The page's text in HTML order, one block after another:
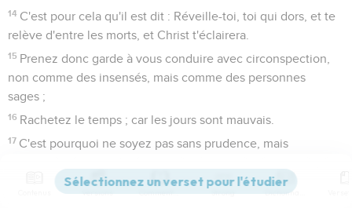
14 C'est pour cela qu'il est dit : Réveille-toi, toi qui dors, et te
relève d'entre les morts, et Christ t'éclairera.
15 Prenez donc garde à vous conduire avec circonspection,
non comme des insensés, mais comme des personnes
sages ;
16 Rachetez le temps ; car les jours sont mauvais.
17 C'est pourquoi ne soyez pas sans prudence, mais
Ne vous enivrez point de vin, qui mène au dérèglement ;
Versions Commentaires Strong